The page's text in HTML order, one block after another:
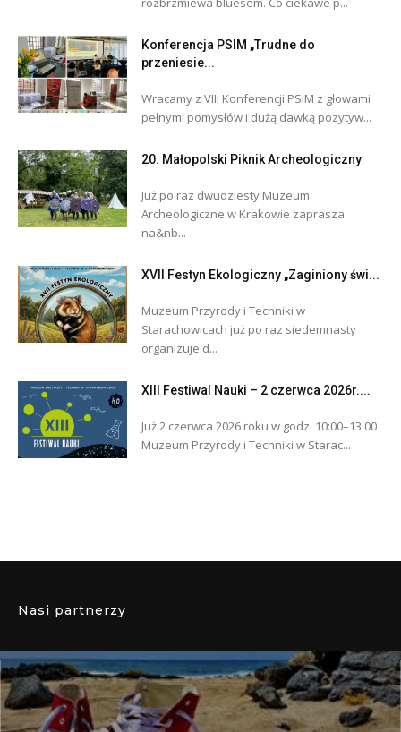
Konferencja PSIM „Trudne do
przeniesie...
Wracamy z VIII Konferencji PSIM z głowami
pełnymi pomysłów i dużą dawką pozytyw...
20. Małopolski Piknik Archeologiczny
Już po raz dwudziesty Muzeum
Archeologiczne w Krakowie zaprasza
na&nb...
XVII Festyn Ekologiczny „Zaginiony świ...
Muzeum Przyrody i Techniki w
Starachowicach już po raz siedemnasty
organizuje d...
XIII Festiwal Nauki – 2 czerwca 2026r....
Już 2 czerwca 2026 roku w godz. 10:00–13:00
Muzeum Przyrody i Techniki w Starac...
Nasi partnerzy